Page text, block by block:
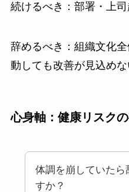
続けるべき：部署・上司
辞めるべき：組織文化
動しても改善が見込めな
心身軸：健康リスク
体調を崩していたら
すか？